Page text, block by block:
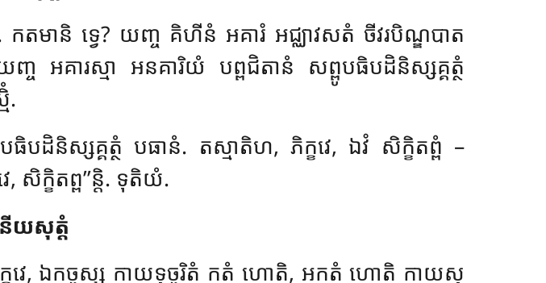
. កតមានិ ទ្វេ? យញ្ច គិហីនំ អគារំ អជ្ឈាវសតំ ចីវរបិណ្ឌបាត
ញ្ច អគារស្មា អនគារិយំ បព្ពជិតានំ សព្ពូបធិបដិនិស្សគ្គត្ថំ
.
ធិបដិនិស្សគ្គត្ថំ បធានំ. តស្មាតិហ, ភិក្ខវេ, ឯវំ សិក្ខិតព្ពំ –
សិក្ខិតព្ព’’ន្តិ. ទុតិយំ.
យសុត្តំ
, ភិក្ខវេ, ឯកច្ចស្ស កាយទុច្ចរិតំ កតំ ហោតិ, អកតំ ហោតិ កាយសុ